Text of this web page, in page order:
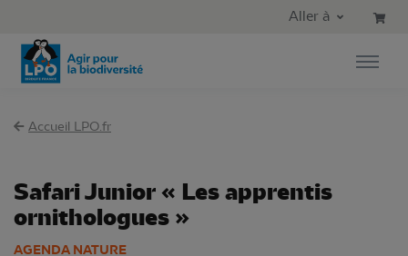
Aller au menu principal
Aller à
Accueil LPO.fr
Safari Junior « Les apprentis
ornithologues »
AGENDA NATURE